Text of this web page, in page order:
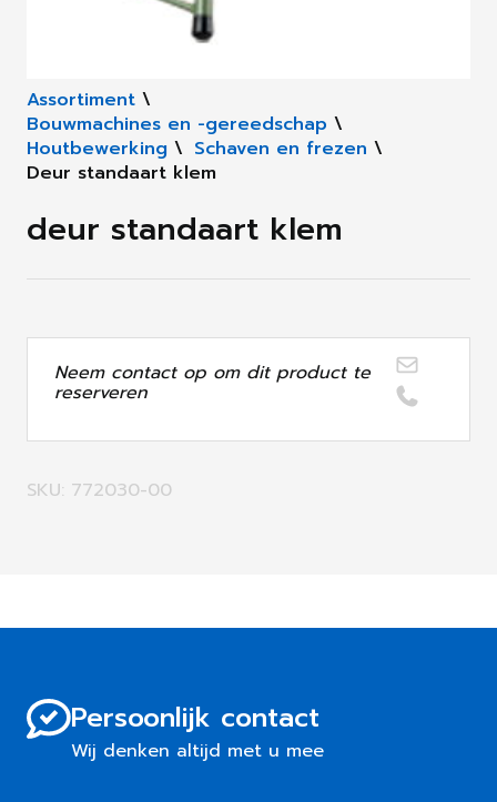
Assortiment \
Bouwmachines en -gereedschap \
Houtbewerking \ Schaven en frezen \
Deur standaart klem
deur standaart klem
Neem contact op om dit product te
reserveren
SKU: 772030-00
Persoonlijk contact
Wij denken altijd met u mee